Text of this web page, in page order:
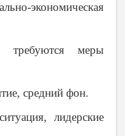
экономическая
меры
средний фон.
лидерские